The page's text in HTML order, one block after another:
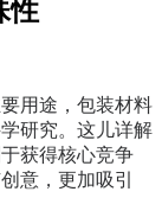
性
用途，包装材料
研究。这儿详解
获得核心竞争
意，更加吸引